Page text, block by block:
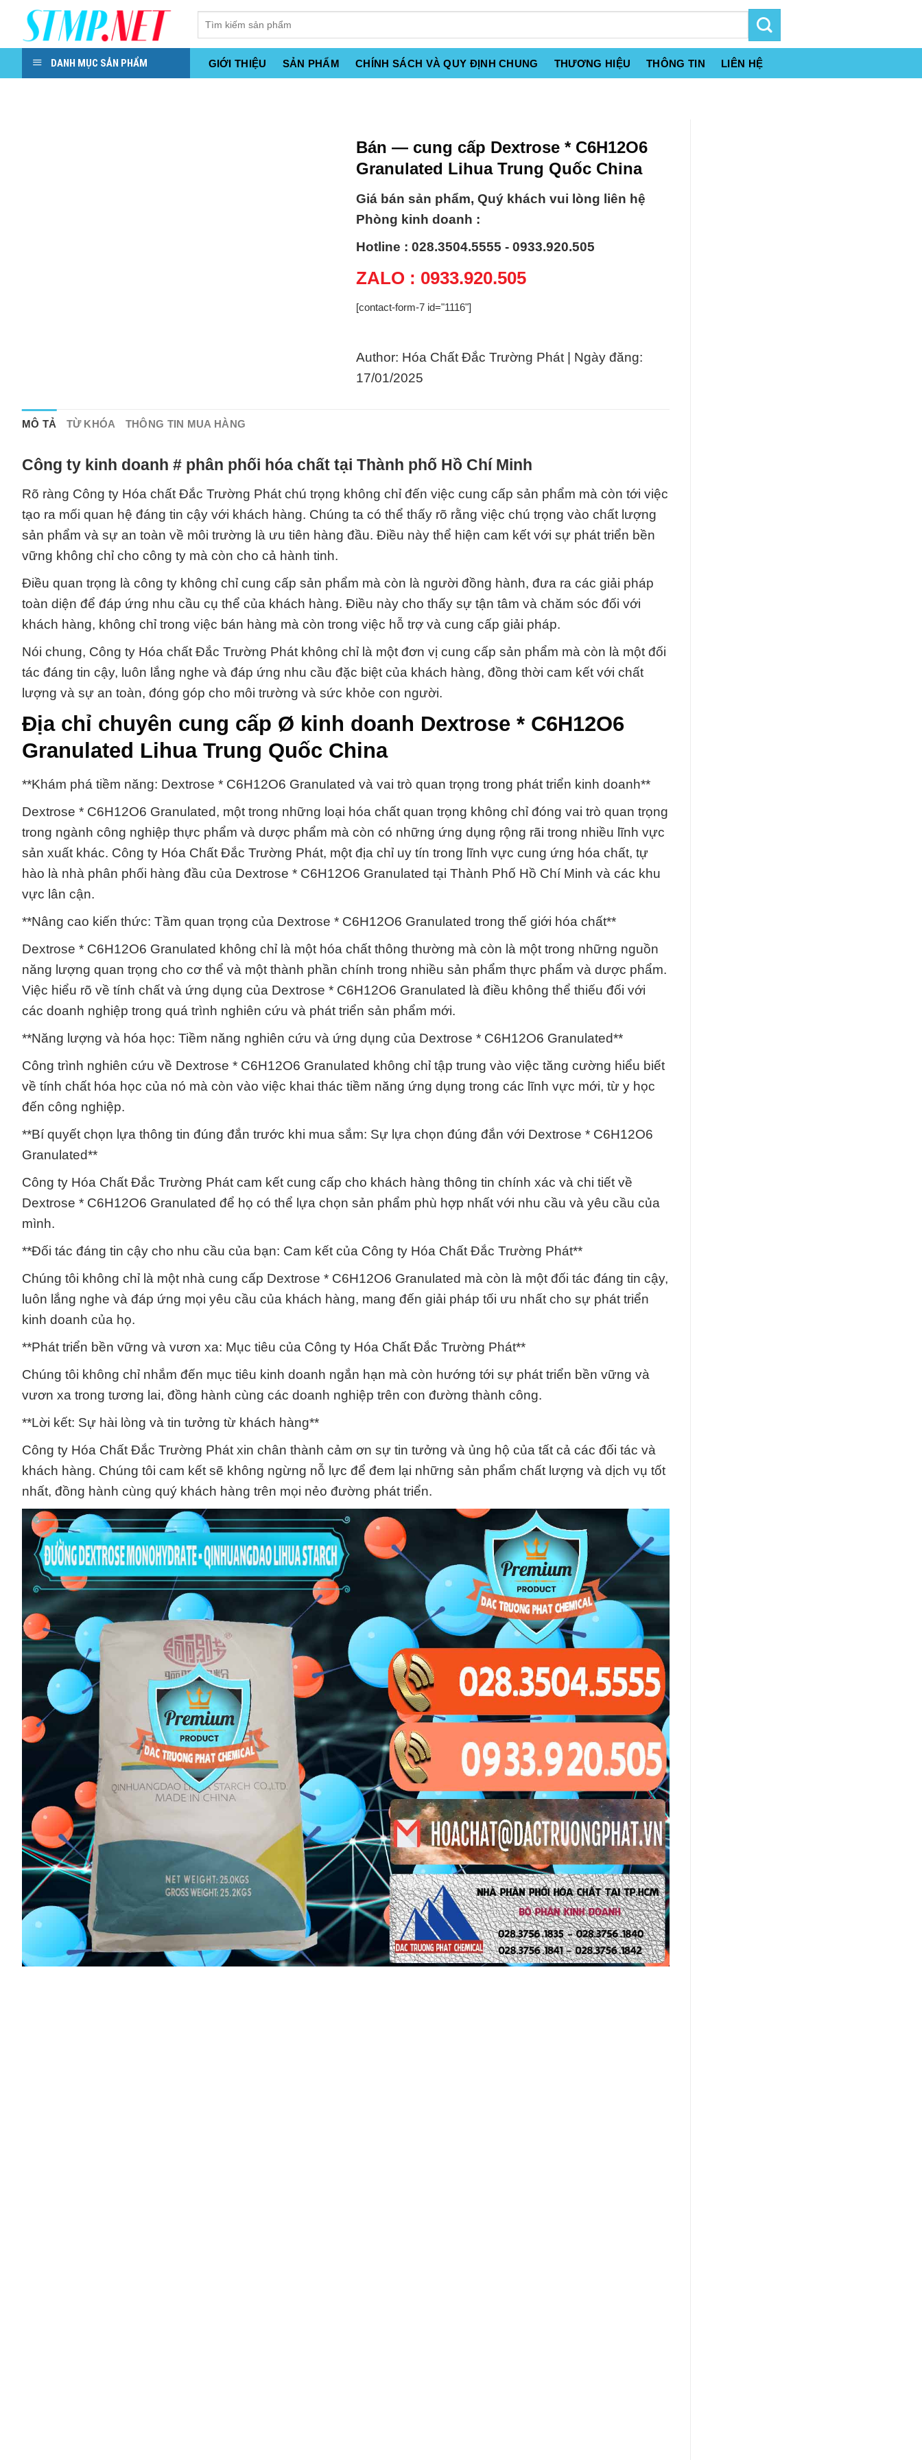
content
DANH MỤC SẢN PHẨM GIỚI THIỆU SẢN PHẨM CHÍNH SÁCH VÀ QUY ĐỊNH CHUNG THƯƠNG HIỆU THÔNG TIN LIÊN HỆ
Bán — cung cấp Dextrose * C6H12O6
Granulated Lihua Trung Quốc China
Giá bán sản phẩm, Quý khách vui lòng liên hệ
Phòng kinh doanh :
Hotline : 028.3504.5555 - 0933.920.505
ZALO : 0933.920.505
[contact-form-7 id="1116"]
Author: Hóa Chất Đắc Trường Phát | Ngày đăng:
17/01/2025
MÔ TẢ TỪ KHÓA THÔNG TIN MUA HÀNG
Công ty kinh doanh # phân phối hóa chất tại Thành phố Hồ Chí Minh
Rõ ràng Công ty Hóa chất Đắc Trường Phát chú trọng không chỉ đến việc cung cấp sản phẩm mà còn tới việc
tạo ra mối quan hệ đáng tin cậy với khách hàng. Chúng ta có thể thấy rõ rằng việc chú trọng vào chất lượng
sản phẩm và sự an toàn về môi trường là ưu tiên hàng đầu. Điều này thể hiện cam kết với sự phát triển bền
vững không chỉ cho công ty mà còn cho cả hành tinh.
Điều quan trọng là công ty không chỉ cung cấp sản phẩm mà còn là người đồng hành, đưa ra các giải pháp
toàn diện để đáp ứng nhu cầu cụ thể của khách hàng. Điều này cho thấy sự tận tâm và chăm sóc đối với
khách hàng, không chỉ trong việc bán hàng mà còn trong việc hỗ trợ và cung cấp giải pháp.
Nói chung, Công ty Hóa chất Đắc Trường Phát không chỉ là một đơn vị cung cấp sản phẩm mà còn là một đối
tác đáng tin cậy, luôn lắng nghe và đáp ứng nhu cầu đặc biệt của khách hàng, đồng thời cam kết với chất
lượng và sự an toàn, đóng góp cho môi trường và sức khỏe con người.
Địa chỉ chuyên cung cấp Ø kinh doanh Dextrose * C6H12O6
Granulated Lihua Trung Quốc China
**Khám phá tiềm năng: Dextrose * C6H12O6 Granulated và vai trò quan trọng trong phát triển kinh doanh**
Dextrose * C6H12O6 Granulated, một trong những loại hóa chất quan trọng không chỉ đóng vai trò quan trọng
trong ngành công nghiệp thực phẩm và dược phẩm mà còn có những ứng dụng rộng rãi trong nhiều lĩnh vực
sản xuất khác. Công ty Hóa Chất Đắc Trường Phát, một địa chỉ uy tín trong lĩnh vực cung ứng hóa chất, tự
hào là nhà phân phối hàng đầu của Dextrose * C6H12O6 Granulated tại Thành Phố Hồ Chí Minh và các khu
vực lân cận.
**Nâng cao kiến thức: Tầm quan trọng của Dextrose * C6H12O6 Granulated trong thế giới hóa chất**
Dextrose * C6H12O6 Granulated không chỉ là một hóa chất thông thường mà còn là một trong những nguồn
năng lượng quan trọng cho cơ thể và một thành phần chính trong nhiều sản phẩm thực phẩm và dược phẩm.
Việc hiểu rõ về tính chất và ứng dụng của Dextrose * C6H12O6 Granulated là điều không thể thiếu đối với
các doanh nghiệp trong quá trình nghiên cứu và phát triển sản phẩm mới.
**Năng lượng và hóa học: Tiềm năng nghiên cứu và ứng dụng của Dextrose * C6H12O6 Granulated**
Công trình nghiên cứu về Dextrose * C6H12O6 Granulated không chỉ tập trung vào việc tăng cường hiểu biết
về tính chất hóa học của nó mà còn vào việc khai thác tiềm năng ứng dụng trong các lĩnh vực mới, từ y học
đến công nghiệp.
**Bí quyết chọn lựa thông tin đúng đắn trước khi mua sắm: Sự lựa chọn đúng đắn với Dextrose * C6H12O6
Granulated**
Công ty Hóa Chất Đắc Trường Phát cam kết cung cấp cho khách hàng thông tin chính xác và chi tiết về
Dextrose * C6H12O6 Granulated để họ có thể lựa chọn sản phẩm phù hợp nhất với nhu cầu và yêu cầu của
mình.
**Đối tác đáng tin cậy cho nhu cầu của bạn: Cam kết của Công ty Hóa Chất Đắc Trường Phát**
Chúng tôi không chỉ là một nhà cung cấp Dextrose * C6H12O6 Granulated mà còn là một đối tác đáng tin cậy,
luôn lắng nghe và đáp ứng mọi yêu cầu của khách hàng, mang đến giải pháp tối ưu nhất cho sự phát triển
kinh doanh của họ.
**Phát triển bền vững và vươn xa: Mục tiêu của Công ty Hóa Chất Đắc Trường Phát**
Chúng tôi không chỉ nhắm đến mục tiêu kinh doanh ngắn hạn mà còn hướng tới sự phát triển bền vững và
vươn xa trong tương lai, đồng hành cùng các doanh nghiệp trên con đường thành công.
**Lời kết: Sự hài lòng và tin tưởng từ khách hàng**
Công ty Hóa Chất Đắc Trường Phát xin chân thành cảm ơn sự tin tưởng và ủng hộ của tất cả các đối tác và
khách hàng. Chúng tôi cam kết sẽ không ngừng nỗ lực để đem lại những sản phẩm chất lượng và dịch vụ tốt
nhất, đồng hành cùng quý khách hàng trên mọi nẻo đường phát triển.